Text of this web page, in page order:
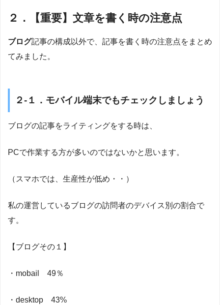
２．【重要】文章を書く時の注意点
ブログ記事の構成以外で、記事を書く時の注意点をまとめ
てみました。
２-１．モバイル端末でもチェックしましょう
ブログの記事をライティングをする時は、
PCで作業する方が多いのではないかと思います。
（スマホでは、生産性が低め・・）
私の運営しているブログの訪問者のデバイス別の割合で
す。
【ブログその１】
・mobail 49％
・desktop 43%